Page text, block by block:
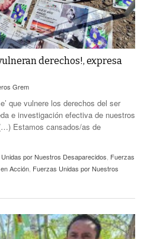
GALLITO
derechos!, expresa
Grem
que vulnere los derechos del ser
e investigación efectiva de nuestros
Estamos cansados/as de
por Nuestros Desaparecidos Fuerzas
Acción Fuerzas Unidas por Nuestros